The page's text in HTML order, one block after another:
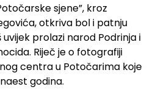
sjene”, kroz
otkriva bol i patnju
prolazi narod Podrinja i
Riječ je o fotografiji
centra u Potočarima koje
godina.